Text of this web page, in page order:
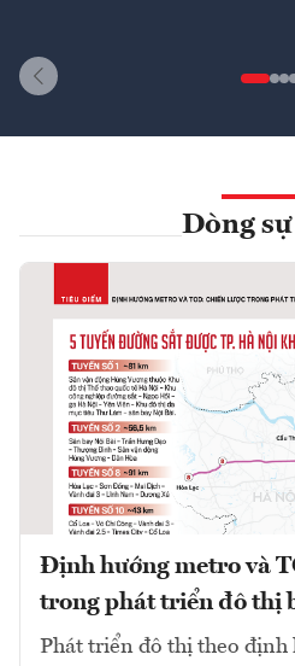
Dòng
Định hướng metro và
trong phát triển đô thị
Phát triển đô thị theo định